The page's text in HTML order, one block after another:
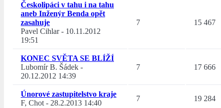
Českolipáci v tahu i na tahu
aneb Inženýr Benda opět
zasahuje
Pavel Cihlar- 10.11.2012
19:51
7 15 467
KONEC SVĚTA SE BLÍŽÍ
Lubomír B. Šádek -
20.12.2012 14:39
7 17 666
Únorové zastupitelstvo kraje
F, Chot- 28.2.2013 14:40
7 19 284